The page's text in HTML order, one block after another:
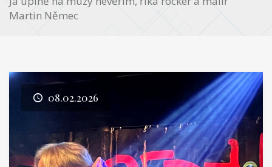
Martin Němec
08.02.2026